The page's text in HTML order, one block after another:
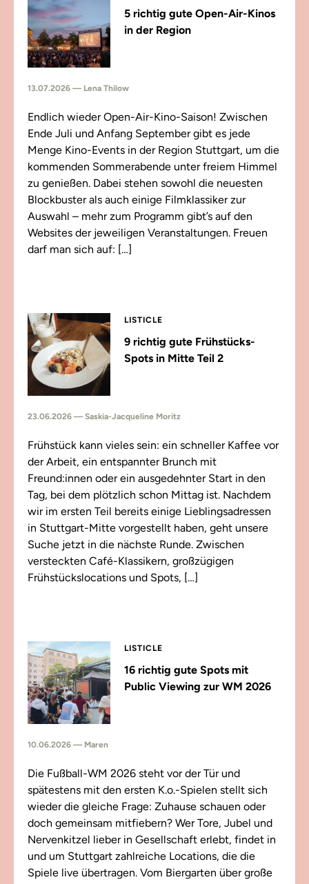
5 richtig gute Open-Air-Kinos
in der Region
13.07.2026 — Lena Thilow
Endlich wieder Open-Air-Kino-Saison! Zwischen
Ende Juli und Anfang September gibt es jede
Menge Kino-Events in der Region Stuttgart, um die
kommenden Sommerabende unter freiem Himmel
zu genießen. Dabei stehen sowohl die neuesten
Blockbuster als auch einige Filmklassiker zur
Auswahl – mehr zum Programm gibt’s auf den
Websites der jeweiligen Veranstaltungen. Freuen
darf man sich auf: […]
LISTICLE
9 richtig gute Frühstücks-
Spots in Mitte Teil 2
23.06.2026 — Saskia-Jacqueline Moritz
Frühstück kann vieles sein: ein schneller Kaffee vor
der Arbeit, ein entspannter Brunch mit
Freund:innen oder ein ausgedehnter Start in den
Tag, bei dem plötzlich schon Mittag ist. Nachdem
wir im ersten Teil bereits einige Lieblingsadressen
in Stuttgart-Mitte vorgestellt haben, geht unsere
Suche jetzt in die nächste Runde. Zwischen
versteckten Café-Klassikern, großzügigen
Frühstückslocations und Spots, […]
LISTICLE
16 richtig gute Spots mit
Public Viewing zur WM 2026
10.06.2026 — Maren
Die Fußball-WM 2026 steht vor der Tür und
spätestens mit den ersten K.o.-Spielen stellt sich
wieder die gleiche Frage: Zuhause schauen oder
doch gemeinsam mitfiebern? Wer Tore, Jubel und
Nervenkitzel lieber in Gesellschaft erlebt, findet in
und um Stuttgart zahlreiche Locations, die die
Spiele live übertragen. Vom Biergarten über große